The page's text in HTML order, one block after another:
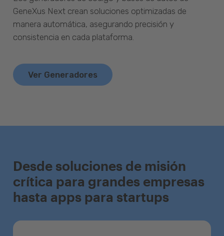
GeneXus Next crean soluciones optimizadas de
manera automática, asegurando precisión y
consistencia en cada plataforma.
Ver Generadores
Desde soluciones de misión
crítica para grandes empresas
hasta apps para startups